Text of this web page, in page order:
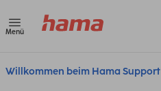
Menü
Willkommen beim Hama Support